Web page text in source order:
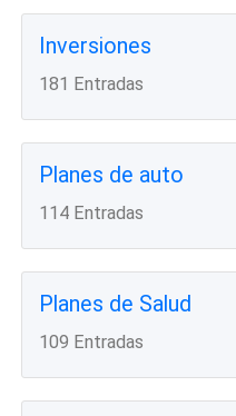
Inversiones
181 Entradas
Planes de auto
114 Entradas
Planes de Salud
109 Entradas